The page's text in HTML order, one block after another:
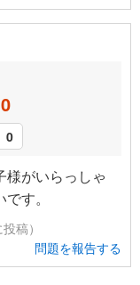
0
様がいらっしゃ
す。
稿）
問題を報告する